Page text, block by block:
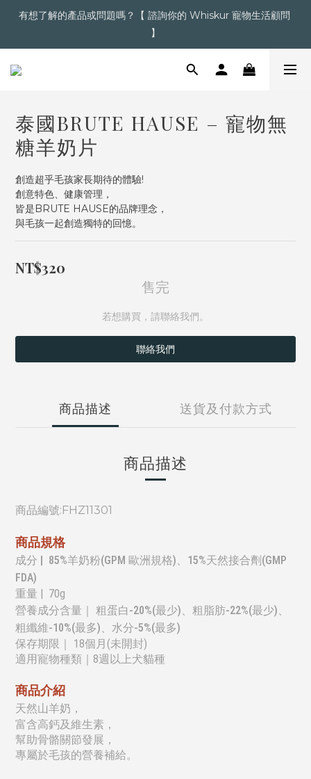
超商滿＄1,200  /  宅配滿＄2,000 即享免運
泰國BRUTE HAUSE – 寵物無
糖羊奶片
創造超乎毛孩家長期待的體驗!
創意特色、健康管理，
皆是BRUTE HAUSE的品牌理念，
與毛孩一起創造獨特的回憶。
NT$320
售完
若想購買，請聯絡我們。
聯絡我們
商品描述 送貨及付款方式
商品描述
商品編號:FHZ11301
商品規格
成分 | 85%羊奶粉(GPM 歐洲規格)、15%天然接合劑(GMP
FDA)
重量 | 70g
營養成分含量｜ 粗蛋白-20%(最少)、 粗脂肪-22%(最少)、
粗纖維-10%(最多)、 水分-5%(最多)
保存期限 ｜ 18個月(未開封)
適用寵物種類｜ 8週以上犬貓種
商品介紹
天然山羊奶，
富含高鈣及維生素，
幫助骨骼關節發展，
專屬於毛孩的營養補給。